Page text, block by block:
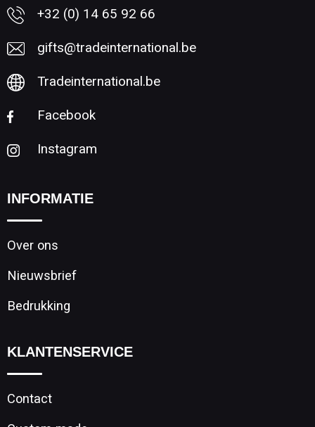
+32 (0) 14 65 92 66
gifts@tradeinternational.be
Tradeinternational.be
Facebook
Instagram
INFORMATIE
Over ons
Nieuwsbrief
Bedrukking
KLANTENSERVICE
Contact